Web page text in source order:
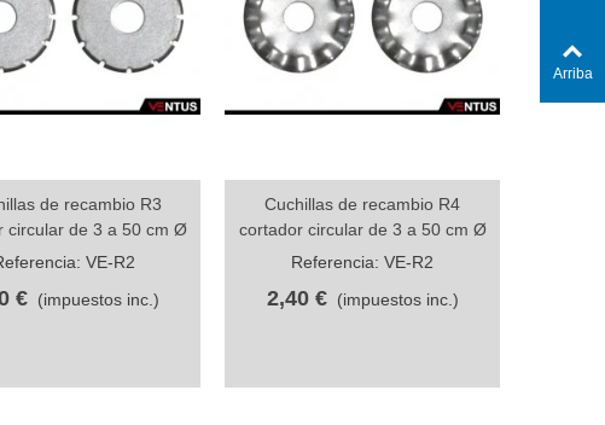
Vista rápidade recambio R3
circular de 3 a 50 cm Ø
VE-R2
€ (impuestos inc.)
Vista rápida
Cuchillas de recambio R4
cortador circular de 3 a 50 cm Ø
Referencia: VE-R2
2,40 € (impuestos inc.)
Arriba